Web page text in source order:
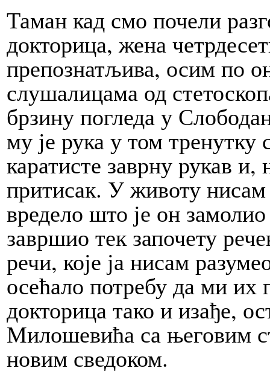
Таман кад смо почели
докторица, жена
препознатљива, осим по
слушалицама од
брзину погледа у
му је рука у том
каратисте заврну рукав
притисак. У животу
вредело што је он
завршио тек започету
речи, које ја нисам
осећало потребу да ми их
докторица тако и изађе,
Милошевића са његовим
новим сведоком.